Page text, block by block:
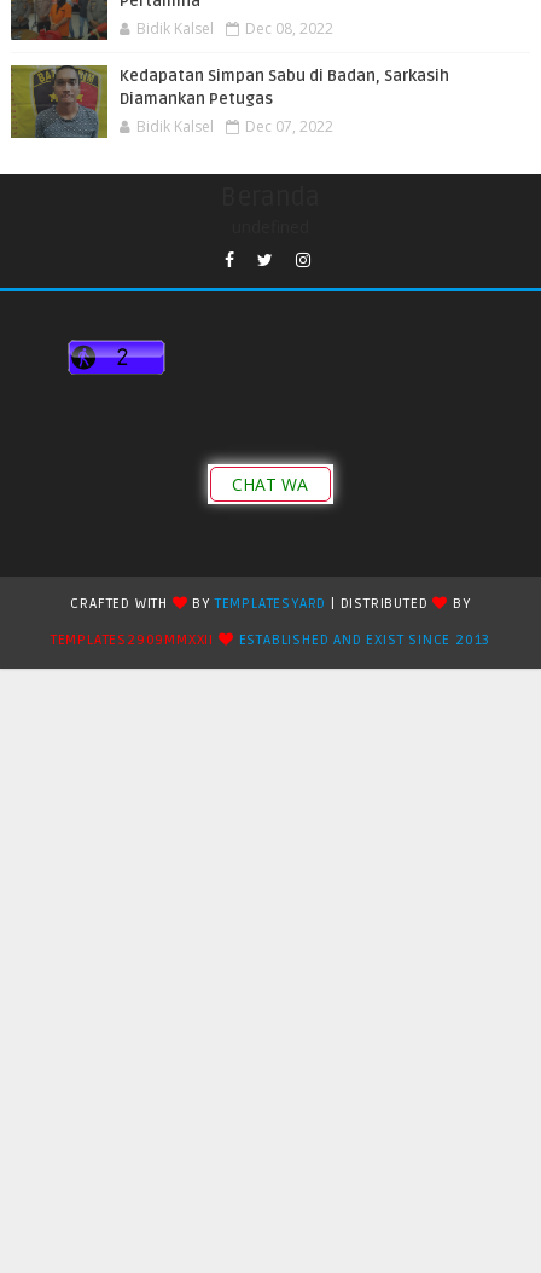
Bidik Kalsel Dec 08, 2022
Kedapatan Simpan Sabu di Badan, Sarkasih
Diamankan Petugas
Bidik Kalsel Dec 07, 2022
CHAT WA
CRAFTED WITH BYTEMPLATESYARD | DISTRIBUTED
BY
TEMPLATES2909MMXXII
ESTABLISHED AND EXIST SINCE 2013